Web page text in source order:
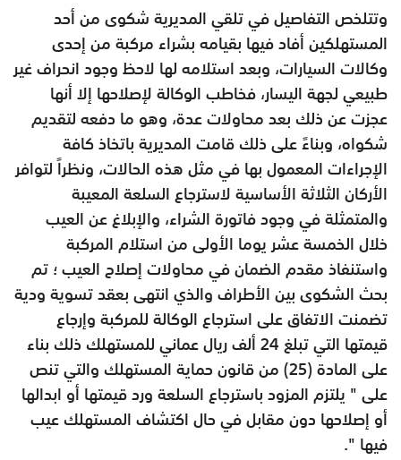
وتتلخص التفاصيل في تلقي المديرية شكوى من أحد
المستهلكين أفاد فيها بقيامه بشراء مركبة من إحدى
وكالات السيارات، وبعد استلامه لها لاحظ وجود انحراف غير
طبيعي لجهة اليسار، فخاطب الوكالة لإصلاحها إلا أنها
عجزت عن ذلك بعد محاولات عدة، وهو ما دفعه لتقديم
شكواه، وبناءً على ذلك قامت المديرية باتخاذ كافة
الإجراءات المعمول بها في مثل هذه الحالات، ونظراً لتوافر
الأركان الثلاثة الأساسيةلاسترجاع السلعة المعيبة
والمتمثلة في وجود فاتورة الشراء، والإبلاغ عن العيب
خلال الخمسة عشر يوما الأولى من استلام المركبة
واستنفاذ مقدم الضمان في محاولات إصلاح العيب ؛ تم
بحث الشكوى بين الأطراف والذي انتهى بعقد تسوية ودية
تضمنت الاتفاق على استرجاع الوكالة للمركبة وإرجاع
قيمتها التي تبلغ 24 ألف ريال عماني للمستهلك ذلك بناء
على المادة (25) من قانون حماية المستهلك والتي تنص
على " يلتزم المزود باسترجاع السلعة ورد قيمتها أو ابدالها
أو إصلاحها دون مقابل في حال اكتشاف المستهلك عيب
فيها ".